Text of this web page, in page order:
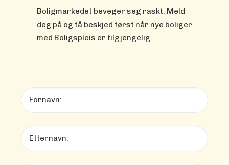
Boligmarkedet beveger seg raskt. Meld
deg på og få beskjed først når nye boliger
med Boligspleis er tilgjengelig.